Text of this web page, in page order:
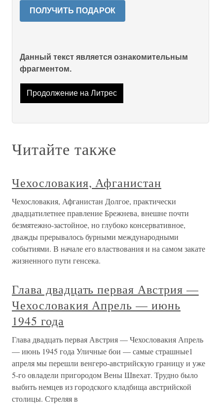
ПОЛУЧИТЬ ПОДАРОК
Данный текст является ознакомительным
фрагментом.
Продолжение на Литрес
Читайте также
Чехословакия, Афганистан
Чехословакия, Афганистан Долгое, практически
двадцатилетнее правление Брежнева, внешне почти
безмятежно-застойное, но глубоко консервативное,
дважды прерывалось бурными международными
событиями. В начале его властвования и на самом закате
жизненного пути генсека.
Глава двадцать первая Австрия —
Чехословакия Апрель — июнь
1945 года
Глава двадцать первая Австрия — Чехословакия Апрель
— июнь 1945 года Уличные бои — самые страшные1
апреля мы перешли венгеро-австрийскую границу и уже
5-го овладели пригородом Вены Швехат. Трудно было
выбить немцев из городского кладбища австрийской
столицы. Стреляя в